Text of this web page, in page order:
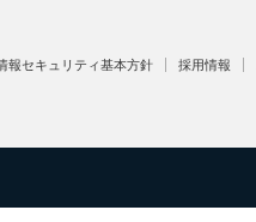
報セキュリティ基本方針 採用情報